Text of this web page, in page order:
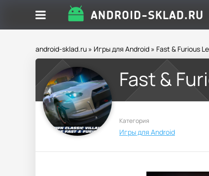
android-sklad.ru » Игры для Android » Fast & Furious
Fast &
Категория
Игры для Android